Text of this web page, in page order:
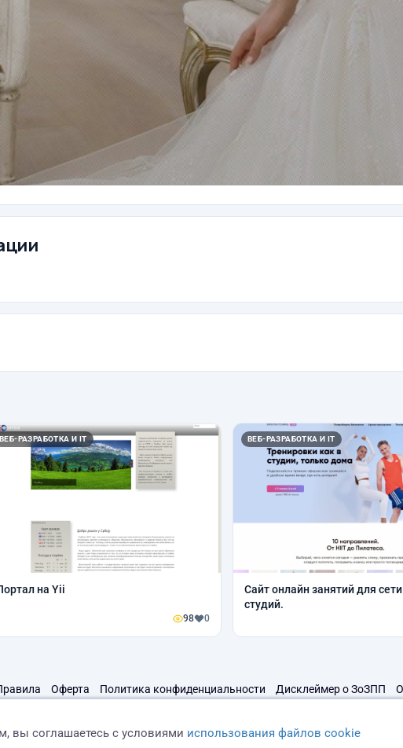
ВЕБ-РАЗРАБОТКА И IT
на Yii
98 0
ВЕБ-РАЗРАБОТКА И IT
Сайт онлайн занятий для
студий.
Оферта Политика конфиденциальности Дисклеймер о ЗоЗПП
вы соглашаетесь с условиями использования файлов cookie